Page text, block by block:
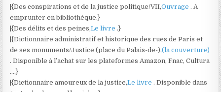
|{Des conspirations et de la justice politique/VII,Ouvrage. A
emprunter en bibliothèque.}
|{Des délits et des peines,Le livre.}
|{Dictionnaire administratif et historique des rues de Paris et
de ses monuments/Justice (place du Palais-de-),(la couverture)
. Disponible à l’achat sur les plateformes Amazon, Fnac, Cultura
….}
|{Dictionnaire amoureux de la justice,Le livre. Disponible dans